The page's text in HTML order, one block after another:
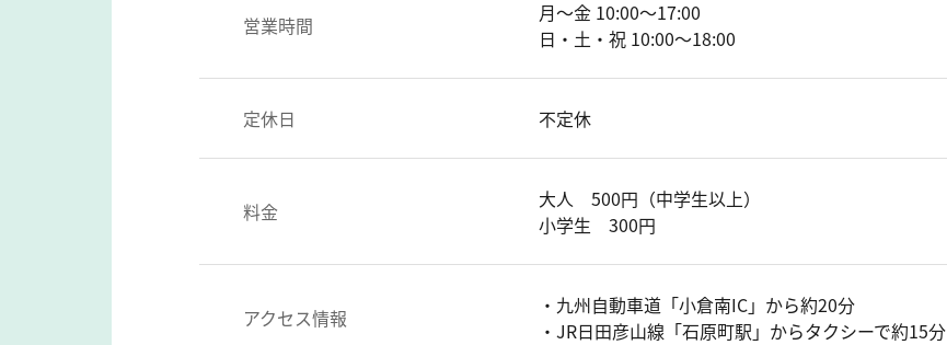
営業時間
月～金 10:00～17:00
日・土・祝 10:00～18:00
定休日 不定休
料金
大人 500円（中学生以上）
小学生 300円
アクセス情報
・九州自動車道「小倉南IC」から約20分
・JR日田彦山線「石原町駅」からタクシーで約15分